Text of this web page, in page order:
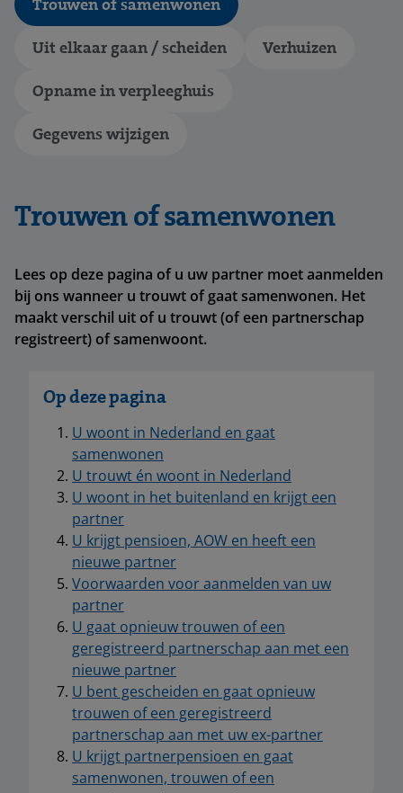
Trouwen of samenwonen
Uit elkaar gaan / scheiden
Verhuizen
Opname in verpleeghuis
Gegevens wijzigen
Trouwen of samenwonen
Lees op deze pagina of u uw partner moet aanmelden
bij ons wanneer u trouwt of gaat samenwonen. Het
maakt verschil uit of u trouwt (of een partnerschap
registreert) of samenwoont.
Op deze pagina
U woont in Nederland en gaat
samenwonen
U trouwt én woont in Nederland
U woont in het buitenland en krijgt een
partner
U krijgt pensioen, AOW en heeft een
nieuwe partner
Voorwaarden voor aanmelden van uw
partner
U gaat opnieuw trouwen of een
geregistreerd partnerschap aan met een
nieuwe partner
U bent gescheiden en gaat opnieuw
trouwen of een geregistreerd
partnerschap aan met uw ex-partner
U krijgt partnerpensioen en gaat
samenwonen, trouwen of een